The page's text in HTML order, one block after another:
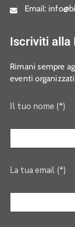
Email:
Iscriviti alla
Rimani sempre
eventi
Il tuo nome (*)
La tua email (*)